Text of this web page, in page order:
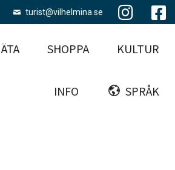
turist@vilhelmina.se
ÄTA SHOPPA KULTUR
INFO SPRÅK